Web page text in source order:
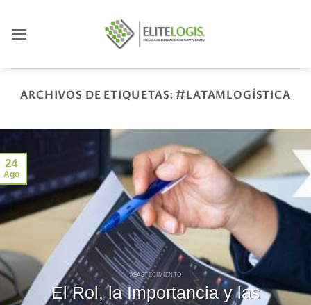
contenido
ARCHIVOS DE ETIQUETAS:#LATAMLOGÍSTICA
ABASTECIMIENTO
El Rol, la Importancia y las
24
Ago